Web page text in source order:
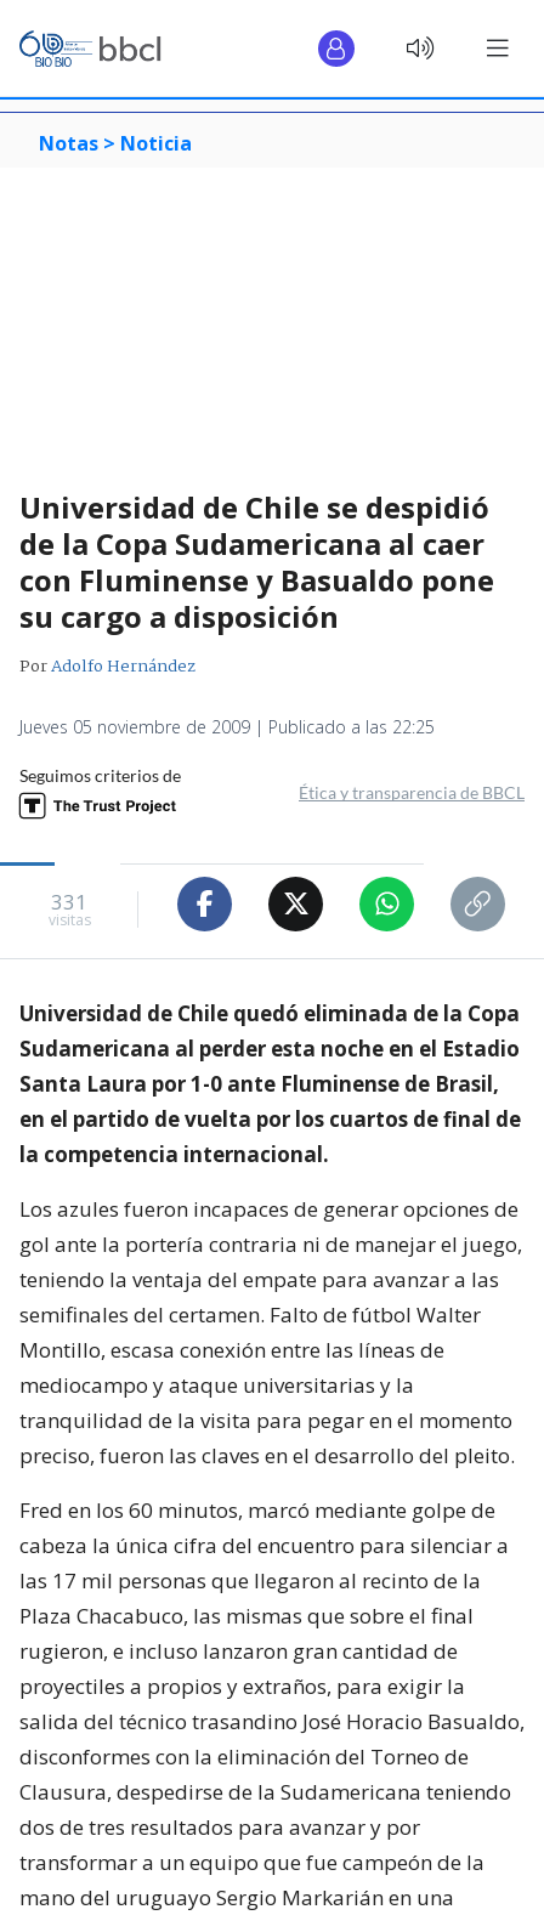
Notas > Noticia
Universidad de Chile se despidió
de la Copa Sudamericana al caer
con Fluminense y Basualdo pone
su cargo a disposición
PorAdolfo Hernández
Jueves 05 noviembre de 2009 | Publicado a las 22:25
Seguimos criterios de
Ética y transparencia de BBCL
331
visitas
Universidad de Chile quedó eliminada de la Copa
Sudamericana al perder esta noche en el Estadio
Santa Laura por 1-0 ante Fluminense de Brasil,
en el partido de vuelta por los cuartos de final de
la competencia internacional.
Los azules fueron incapaces de generar opciones de
gol ante la portería contraria ni de manejar el juego,
teniendo la ventaja del empate para avanzar a las
semifinales del certamen. Falto de fútbol Walter
Montillo, escasa conexión entre las líneas de
mediocampo y ataque universitarias y la
tranquilidad de la visita para pegar en el momento
preciso, fueron las claves en el desarrollo del pleito.
Fred en los 60 minutos, marcó mediante golpe de
cabeza la única cifra del encuentro para silenciar a
las 17 mil personas que llegaron al recinto de la
Plaza Chacabuco, las mismas que sobre el final
rugieron, e incluso lanzaron gran cantidad de
proyectiles a propios y extraños, para exigir la
salida del técnico trasandino José Horacio Basualdo,
disconformes con la eliminación del Torneo de
Clausura, despedirse de la Sudamericana teniendo
dos de tres resultados para avanzar y por
transformar a un equipo que fue campeón de la
mano del uruguayo Sergio Markarián en una